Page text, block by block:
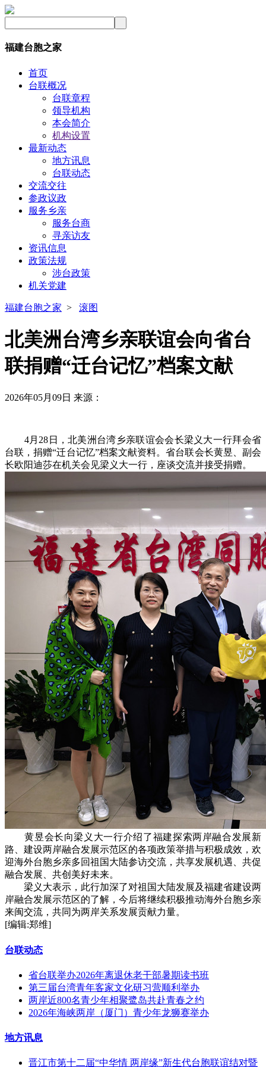
福建台胞之家
首页
台联概况
台联章程
领导机构
本会简介
机构设置
最新动态
地方讯息
台联动态
交流交往
参政议政
服务乡亲
服务台商
寻亲访友
资讯信息
政策法规
涉台政策
机关党建
福建台胞之家 > 滚图
北美洲台湾乡亲联谊会向省台
联捐赠“迁台记忆”档案文献
2026年05月09日 来源：
4月28日，北美洲台湾乡亲联谊会会长梁义大一行拜会省
台联，捐赠“迁台记忆”档案文献资料。省台联会长黄昱、副会
长欧阳迪莎在机关会见梁义大一行，座谈交流并接受捐赠。
黄昱会长向梁义大一行介绍了福建探索两岸融合发展新
路、建设两岸融合发展示范区的各项政策举措与积极成效，欢
迎海外台胞乡亲多回祖国大陆参访交流，共享发展机遇、共促
融合发展、共创美好未来。
梁义大表示，此行加深了对祖国大陆发展及福建省建设两
岸融合发展示范区的了解，今后将继续积极推动海外台胞乡亲
来闽交流，共同为两岸关系发展贡献力量。
[编辑:郑维]
台联动态
省台联举办2026年离退休老干部暑期读书班
第三届台湾青年客家文化研习营顺利举办
两岸近800名青少年相聚鹭岛共赴青春之约
2026年海峡两岸（厦门）青少年龙狮赛举办
地方讯息
晋江市第十二届“中华情 两岸缘”新生代台胞联谊结对暨